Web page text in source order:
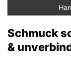
Schmuck
&